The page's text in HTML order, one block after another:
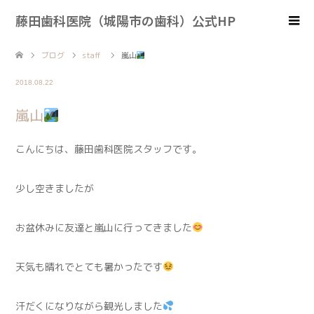
藤田歯科医院（城陽市の歯科）公式HP
ブログ staff 嵐山
2018.08.22
嵐山
こんにちは、藤田歯科医院スタッフです。
少し空きましたが
お盆休みに友達と嵐山に行ってきました
天気も晴れでとても暑かったです
汗だくになりながら観光しました